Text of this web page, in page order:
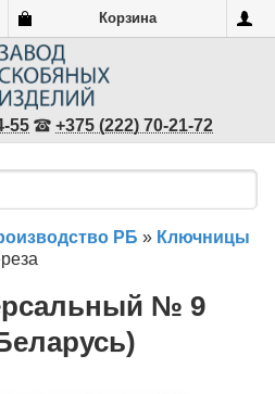
Корзина
55 +375 (222) 70-21-72
РБ » Ключницы
№ 9